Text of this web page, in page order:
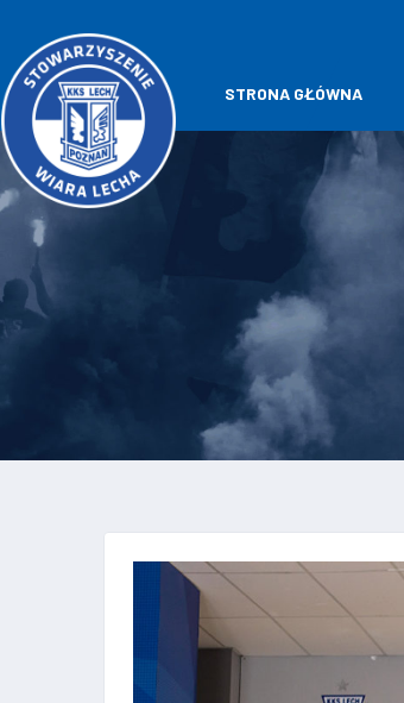
STRONA GŁÓWNA